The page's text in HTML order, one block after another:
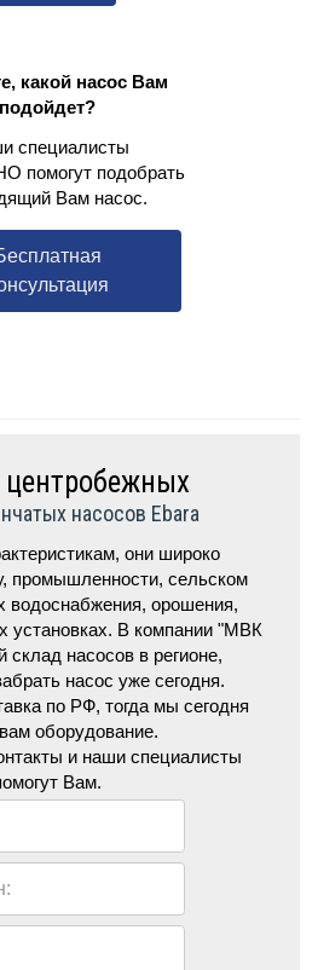
какой насос Вам
подойдет?
специалисты
помогут подобрать
Вам насос.
насосов Ebara
они широко
промышленности, сельском
водоснабжения, орошения,
установках. В компании "МВК
насосов в регионе,
насос уже сегодня.
по РФ, тогда мы сегодня
оборудование.
и наши специалисты
Вам.